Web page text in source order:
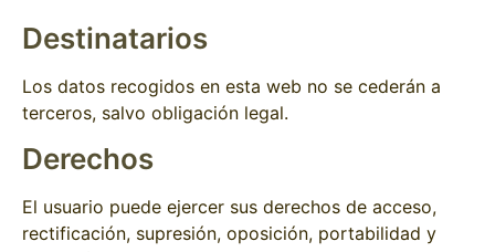
Destinatarios
Los datos recogidos en esta web no se cederán a
terceros, salvo obligación legal.
Derechos
El usuario puede ejercer sus derechos de acceso,
rectificación, supresión, oposición, portabilidad y